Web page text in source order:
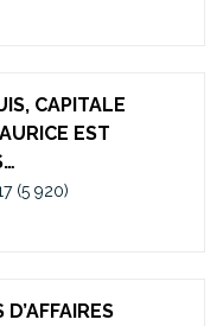
CAPITALE
EST
(5 920)